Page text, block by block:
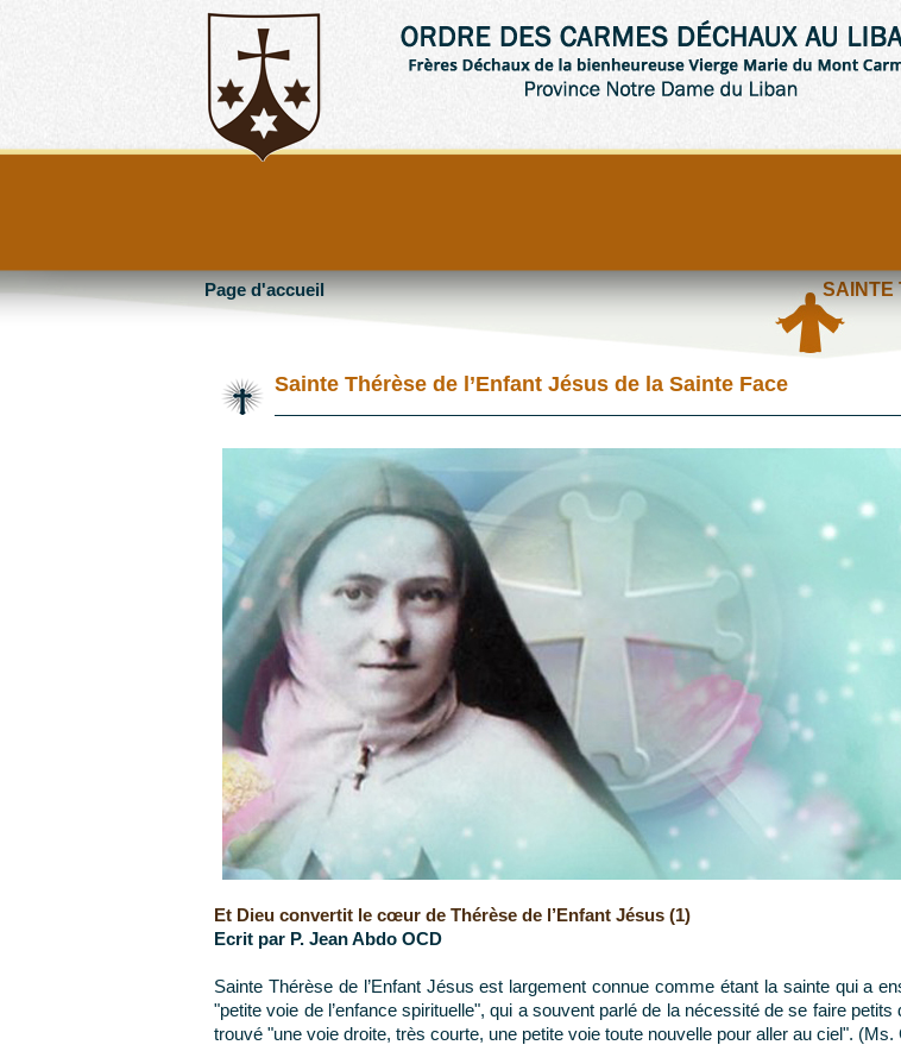
Page d'accueil SAINTE
Sainte Thérèse de l’Enfant Jésus de la Sainte Face
Et Dieu convertit le cœur de Thérèse de l’Enfant Jésus (1)
Ecrit par P. Jean Abdo OCD
Sainte Thérèse de l’Enfant Jésus est largement connue comme étant la sainte qui a
"petite voie de l’enfance spirituelle", qui a souvent parlé de la nécessité de se faire petits
trouvé "une voie droite, très courte, une petite voie toute nouvelle pour aller au ciel". (Ms.